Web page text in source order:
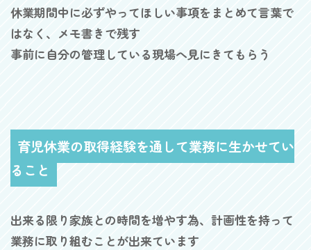
休業期間中に必ずやってほしい事項をまとめて言葉で
はなく、メモ書きで残す
事前に自分の管理している現場へ見にきてもらう
育児休業の取得経験を通して業務に生かせてい
ること
出来る限り家族との時間を増やす為、計画性を持って
業務に取り組むことが出来ています